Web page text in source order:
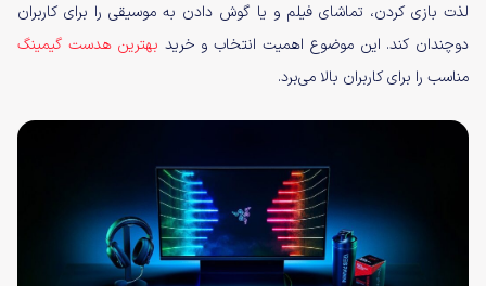
لذت بازی کردن، تماشای فیلم و یا گوش دادن به موسیقی را برای کاربران
دوچندان کند. این موضوع اهمیت انتخاب و خرید بهترین هدست گیمینگ
مناسب را برای کاربران بالا می‌برد.